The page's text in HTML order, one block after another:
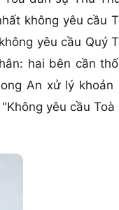
không yêu cầu
yêu cầu Quý
hai bên cần
An xử lý khoản
yêu cầu Toà